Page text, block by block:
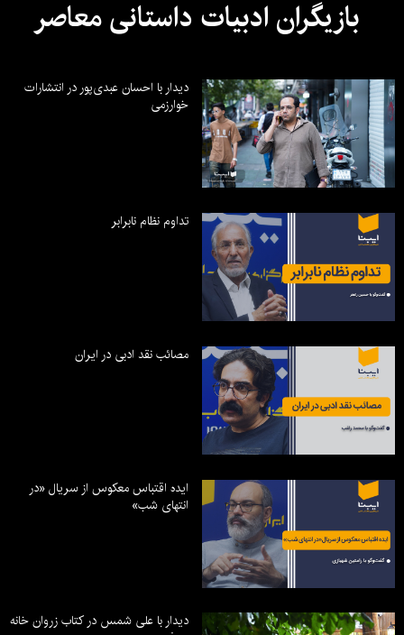
بازیگران ادبیات داستانی معاصر
دیدار با احسان عبدی‌پور در انتشارات
خوارزمی
تداوم نظام نابرابر
مصائب نقد ادبی در ایران
ایده اقتباس معکوس از سریال «در
انتهای شب»
دیدار با علی شمس در کتاب زروان خانه